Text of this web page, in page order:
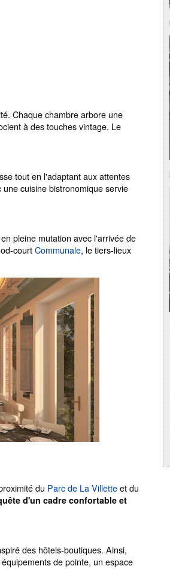
Chaque chambre arbore une
à des touches vintage. Le
tout en l'adaptant aux attentes
cuisine bistronomique servie
pleine mutation avec l'arrivée de
courtCommunale, le tiers-lieux
du Parc de La Villetteet du
d'un cadre confortable et
des hôtels-boutiques. Ainsi,
de pointe, un espace